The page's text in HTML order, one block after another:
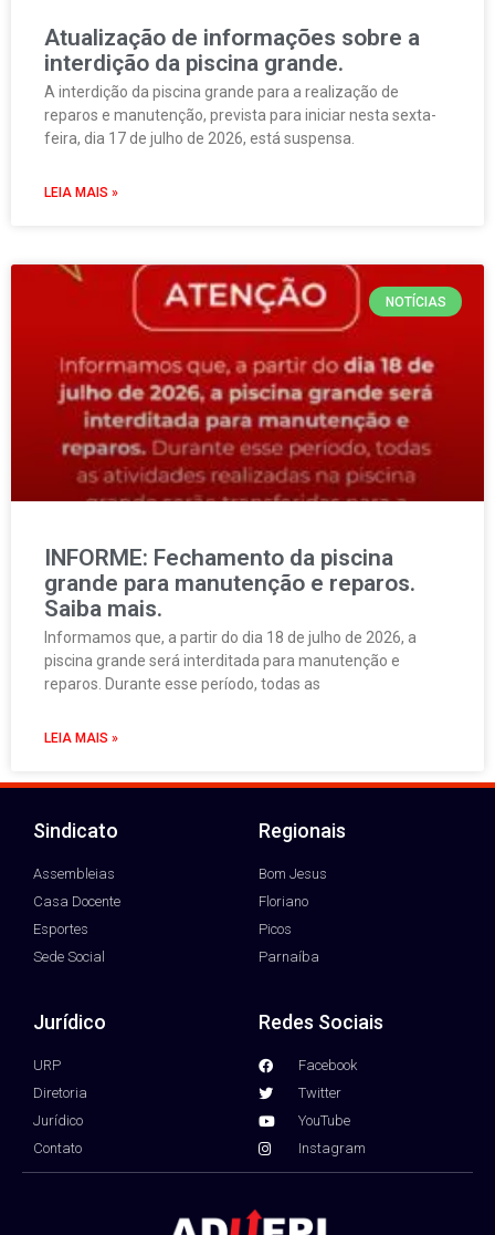
Atualização de informações sobre a
interdição da piscina grande.
A interdição da piscina grande para a realização de
reparos e manutenção, prevista para iniciar nesta sexta-
feira, dia 17 de julho de 2026, está suspensa.
LEIA MAIS »
NOTÍCIAS
INFORME: Fechamento da piscina
grande para manutenção e reparos.
Saiba mais.
Informamos que, a partir do dia 18 de julho de 2026, a
piscina grande será interditada para manutenção e
reparos. Durante esse período, todas as
LEIA MAIS »
Sindicato
Assembleias
Casa Docente
Esportes
Sede Social
Regionais
Bom Jesus
Floriano
Picos
Parnaíba
Jurídico
URP
Diretoria
Jurídico
Contato
Redes Sociais
Facebook
Twitter
YouTube
Instagram